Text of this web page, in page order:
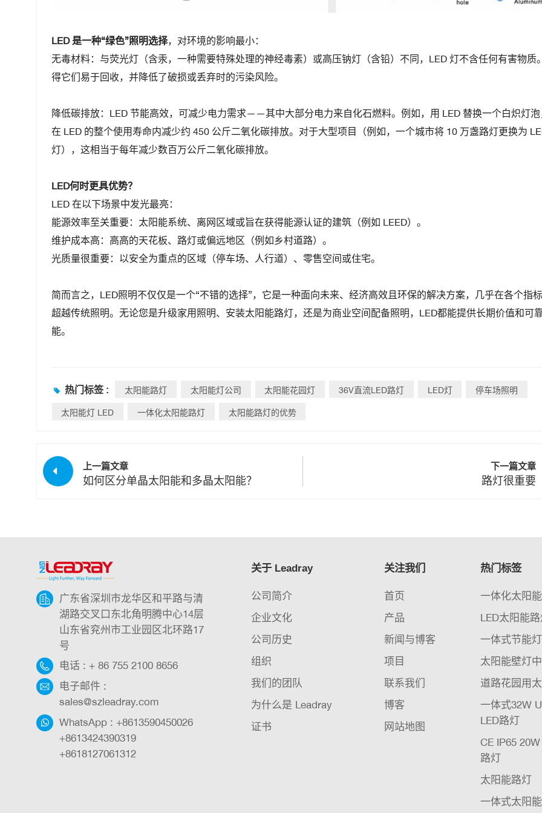
LED 是一种“绿色”照明选择，对环境的影响最小：
无毒材料：与荧光灯（含汞，一种需要特殊处理的神经毒素）或高压钠灯（含铅）不同，LED 灯不含任何有害物质
得它们易于回收，并降低了破损或丢弃时的污染风险。
降低碳排放：LED 节能高效，可减少电力需求——其中大部分电力来自化石燃料。例如，用 LED 替换一个白炽灯
在 LED 的整个使用寿命内减少约 450 公斤二氧化碳排放。对于大型项目（例如，一个城市将 10 万盏路灯更换为
灯），这相当于每年减少数百万公斤二氧化碳排放。
LED何时更具优势？
LED 在以下场景中发光最亮：
能源效率至关重要：太阳能系统、离网区域或旨在获得能源认证的建筑（例如 LEED）。
维护成本高：高高的天花板、路灯或偏远地区（例如乡村道路）。
光质量很重要：以安全为重点的区域（停车场、人行道）、零售空间或住宅。
简而言之，LED照明不仅仅是一个“不错的选择”，它是一种面向未来、经济高效且环保的解决方案，几乎在各个指
超越传统照明。无论您是升级家用照明、安装太阳能路灯，还是为商业空间配备照明，LED都能提供长期价值和可
能。
热门标签 : 太阳能路灯 太阳能灯公司 太阳能花园灯 36V直流LED路灯 LED灯 停车场照明
太阳能灯 LED 一体化太阳能路灯 太阳能路灯的优势
上一篇文章
如何区分单晶太阳能和多晶太阳能？
下一篇文章
路灯很重要
广东省深圳市龙华区和平路与清
湖路交叉口东北角明腾中心14层
山东省兖州市工业园区北环路17
号
电话 : + 86 755 2100 8656
电子邮件 :
sales@szleadray.com
WhatsApp : +8613590450026
+8613424390319
+8618127061312
关于 Leadray
公司简介
企业文化
公司历史
组织
我们的团队
为什么是 Leadray
证书
关注我们
首页
产品
新闻与博客
项目
联系我们
博客
网站地图
热门标签
一体化太阳
LED太阳能
一体式节能灯
太阳能壁灯
道路花园用
一体式32W
LED路灯
CE IP65
路灯
太阳能路灯
一体式太阳